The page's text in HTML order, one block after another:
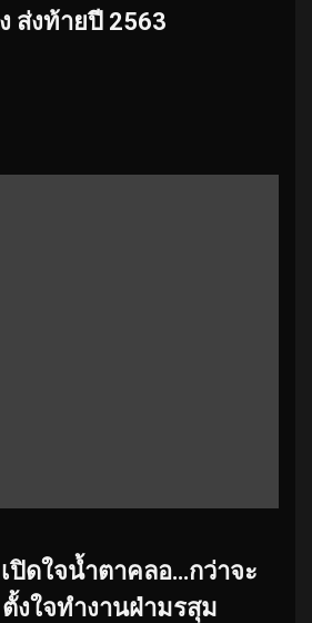
ส่งท้ายปี 2563
ปิดใจน้ำตาคลอ…กว่าจะ
งใจทำงานฝ่ามรสุม